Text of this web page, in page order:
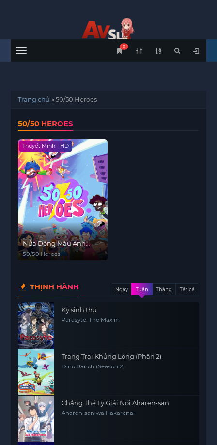
Menu
0
Trang chủ »50/50 Heroes
50/50 HEROES
Thuyết Minh - HD
Nửa Dòng Máu Anh
Hùng
50/50 Heroes
THỊNH HÀNH Ngày Tuần Tháng Tất cả
Ký sinh thú
Parasyte: The Maxim
Trang Trại Khủng Long (Phần 2)
Dino Ranch (Season 2)
Chẳng Thể Lý Giải Nổi Aharen-san
Aharen-san wa Hakarenai